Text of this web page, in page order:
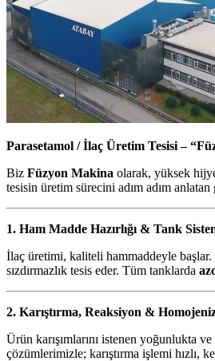
Parasetamol / İlaç Üretim Tesisi –
Biz Füzyon Makina olarak, yüksek
tesisin üretim sürecini adım adım
1. Ham Madde Hazırlığı & Tank
İlaç üretimi, kaliteli hammaddeyle başlar.
sızdırmazlık tesis eder. Tüm tanklarda
2. Karıştırma, Reaksiyon &
Ürün karışımlarını istenen yoğunlukta
çözümlerimizle; karıştırma işlemi hızlı,